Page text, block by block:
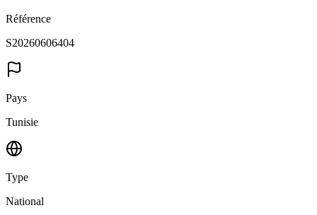
Référence
S20260606404
Pays
Tunisie
Type
National